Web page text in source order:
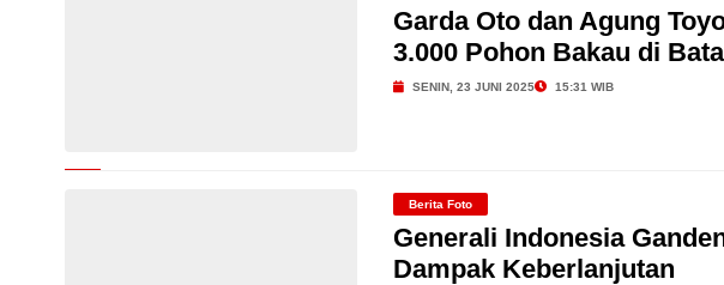
Garda Oto dan Agung
3.000 Pohon Bakau di
SENIN, 23 JUNI 2025 15:31 WIB
Berita Foto
Generali Indonesia
Dampak Keberlanjutan